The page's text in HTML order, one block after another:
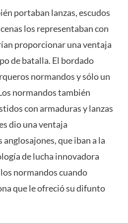
portaban lanzas, escudos
los representaban con
proporcionar una ventaja
de batalla. El bordado
normandos y sólo un
normandos también
con armaduras y lanzas
dio una ventaja
que iban a la
de lucha innovadora
normandos cuando
que le ofreció su difunto